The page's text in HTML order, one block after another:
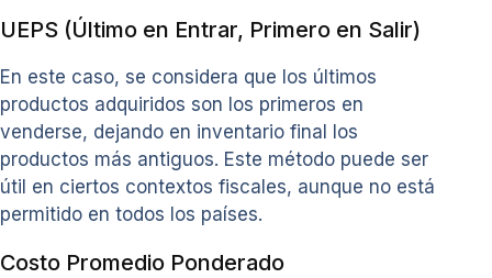
UEPS (Último en Entrar, Primero en Salir)
En este caso, se considera que los últimos
productos adquiridos son los primeros en
venderse, dejando en inventario final los
productos más antiguos. Este método puede ser
útil en ciertos contextos fiscales, aunque no está
permitido en todos los países.
Costo Promedio Ponderado